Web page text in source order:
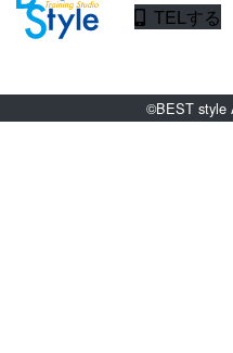
TELする
©BEST style